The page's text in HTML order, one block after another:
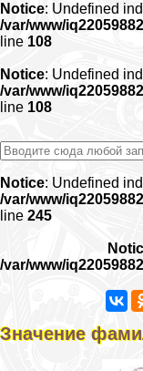
Notice: Undefined
/var/www/
line 108
Notice: Undefined
/var/www/
line 108
Notice: Undefined
/var/www/
line 245
/var/www/
Значение